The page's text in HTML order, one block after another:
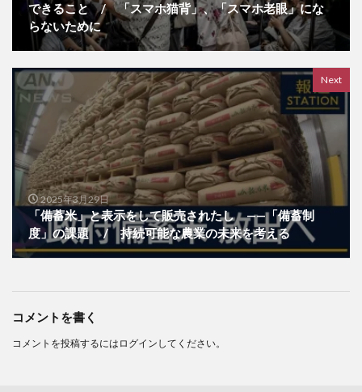
できること / 「スマホ猫背」、「スマホ老眼」にな
らないために
Next
2025年3月29日
「備蓄米」と表示をして販売されたし ——「備蓄制
度」の課題 / 持続可能な農業の未来を考える
コメントを書く
コメントを投稿するには ログイン してください。